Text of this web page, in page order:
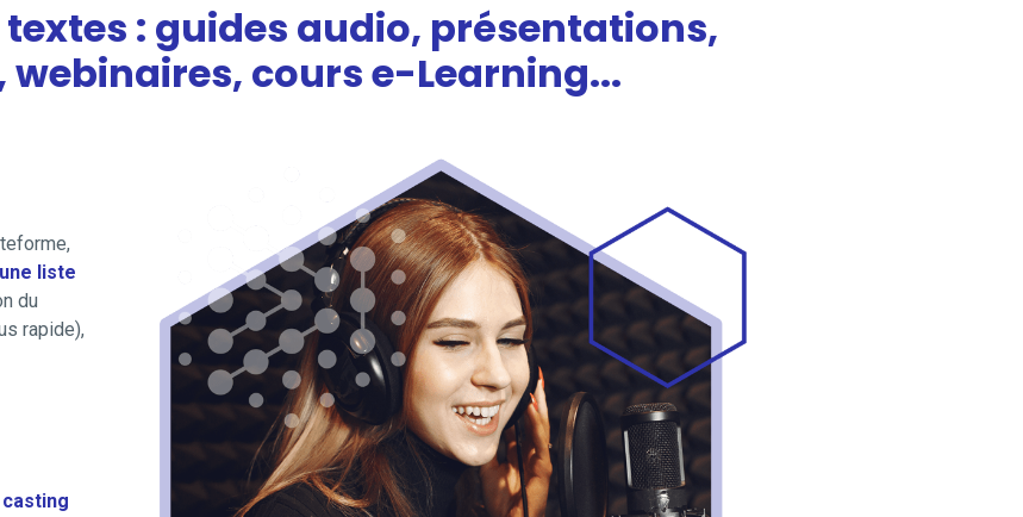
: guides audio, présentations,
cours e-Learning...
liste
du
rapide),
casting